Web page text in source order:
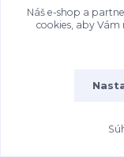
Náš e-shop a
cookies, aby